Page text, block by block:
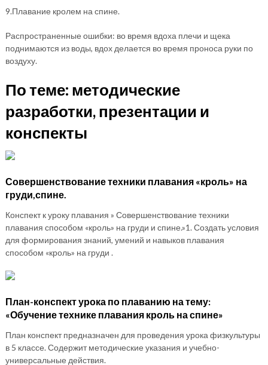
9.Плавание кролем на спине.
Распространенные ошибки: во время вдоха плечи и щека
поднимаются из воды, вдох делается во время проноса руки по
воздуху.
По теме: методические
разработки, презентации и
конспекты
Совершенствование техники плавания «кроль» на
груди,спине.
Конспект к уроку плавания » Совершенствование техники
плавания способом «кроль» на груди и спине.»1. Создать условия
для формирования знаний, умений и навыков плавания
способом «кроль» на груди .
План-конспект урока по плаванию на тему:
«Обучение технике плавания кроль на спине»
План конспект предназначен для проведения урока физкультуры
в 5 классе. Содержит методические указания и учебно-
универсальные действия.